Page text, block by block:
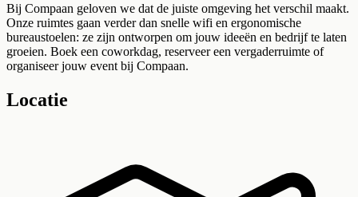
Bij Compaan geloven we dat de juiste omgeving het verschil maakt.
Onze ruimtes gaan verder dan snelle wifi en ergonomische
bureaustoelen: ze zijn ontworpen om jouw ideeën en bedrijf te laten
groeien. Boek een coworkdag, reserveer een vergaderruimte of
organiseer jouw event bij Compaan.
Locatie